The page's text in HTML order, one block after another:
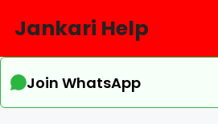
Jankari Help
Join WhatsApp